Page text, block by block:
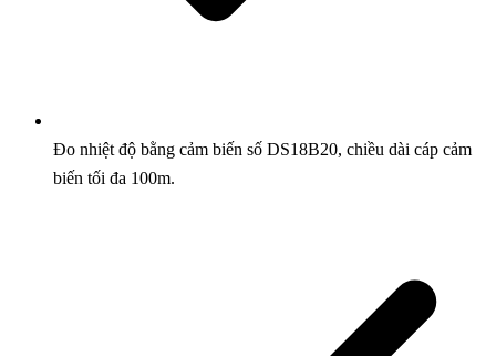
Đo nhiệt độ bằng cảm biến số DS18B20, chiều dài cáp cảm
biến tối đa 100m.